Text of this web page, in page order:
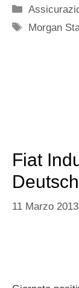
Categorie
Tag
Morgan
Fiat
11 Marzo 2013